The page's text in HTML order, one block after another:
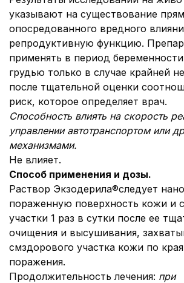
указывают на существование
опосредованного вредного
репродуктивную функцию.
применять в период
грудью только в случае крайней
после тщательной оценки
риск, которое определяет врач.
Способность влиять на скорость
управлении автотранспортом или
механизмами.
Не влияет.
Способ применения и дозы.
Раствор Экзодерила®следует
пораженную поверхность кожи и
участки 1 раз в сутки после ее
очищения и высушивания,
смздорового участка кожи по
поражения.
Продолжительность лечения: при